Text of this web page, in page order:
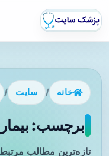
خانه / سایت /
برچسب:
تازه‌ترین مطالب